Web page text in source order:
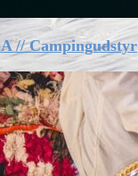
// Campingudstyr